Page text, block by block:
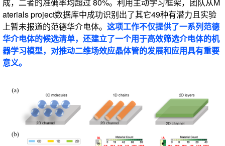
aterials project数据库中成功识别出了其它49种有潜力且实验
上暂未报道的范德华介电体。 这项工作不仅提供了一系列范德
华介电体的候选清单，还建立了一个用于高效筛选介电体的机
器学习模型，对推动二维场效应晶体管的发展和应用具有重要
意义。